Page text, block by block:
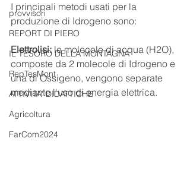
provvisori
REPORT DI PIERO
IL TESORO DELLA MONTAGNA
RepTesMont
ATTIVITA' DIDATTICHE
Agricoltura
FarCom2024
I principali metodi usati per la
produzione di Idrogeno sono:
Elettrolisi: le molecole di acqua (H2O),
composte da 2 molecole di Idrogeno e
una di Ossigeno, vengono separate
mediante l'uso di energia elettrica.